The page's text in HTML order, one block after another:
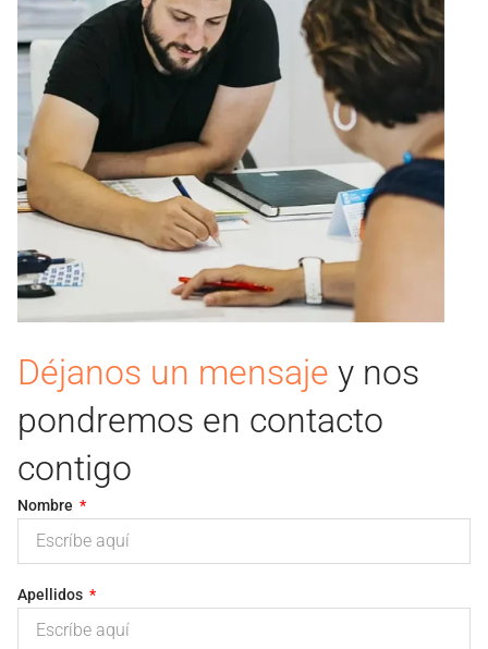
Déjanos un mensaje y nos
pondremos en contacto
contigo
Nombre
Apellidos